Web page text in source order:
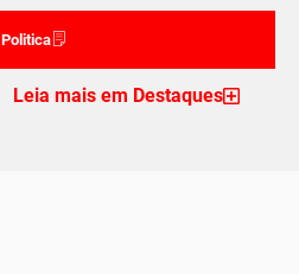
Politica
Leia mais em Destaques